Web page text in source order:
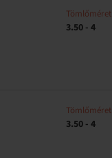
Tömlőméret
3.50 - 4
Tömlőméret
3.50 - 4